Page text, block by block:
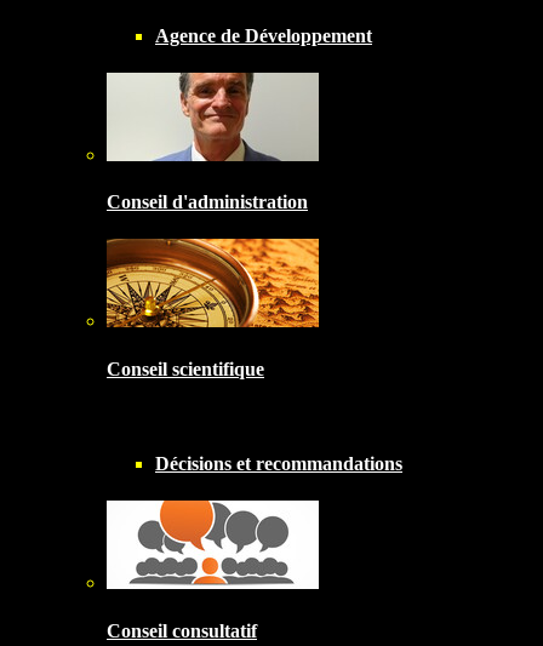
Agence de Développement
Conseil d'administration
Conseil scientifique
Décisions et recommandations
Conseil consultatif